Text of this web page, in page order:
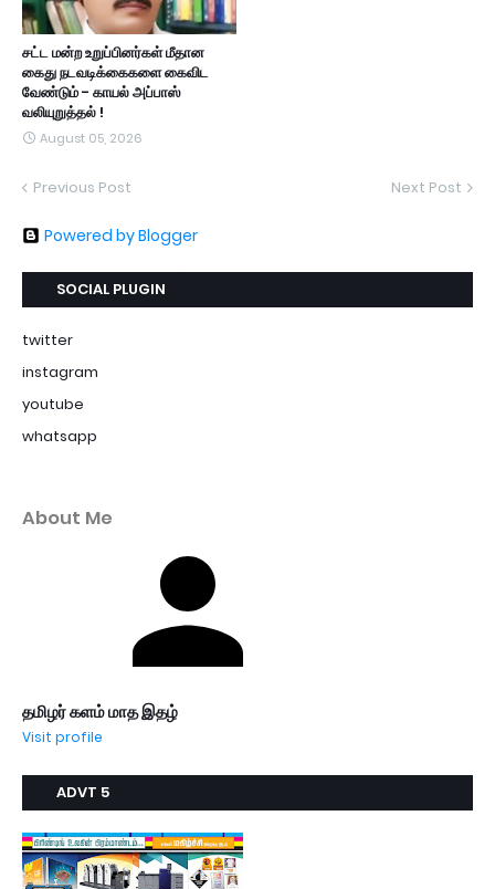
சட்ட மன்ற உறுப்பினர்கள் மீதான
கைது நடவடிக்கைகளை கைவிட
வேண்டும் - காயல் அப்பாஸ்
வலியுறுத்தல் !
August 05, 2026
Previous Post Next Post
Powered by Blogger
SOCIAL PLUGIN
twitter
instagram
youtube
whatsapp
About Me
தமிழர் களம் மாத இதழ்
Visit profile
ADVT 5